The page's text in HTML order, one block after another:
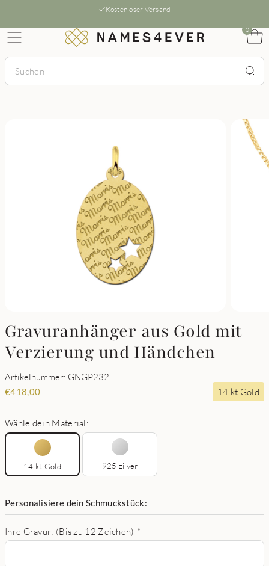
Kostenloser Versand
0
Gravuranhänger aus Gold mit
Verzierung und Händchen
Artikelnummer: GNGP232
€418,00 14 kt Gold
Wähle dein Material:
14 kt Gold 925 zilver
Personalisiere dein Schmuckstück:
Ihre Gravur: (Bis zu 12 Zeichen) *